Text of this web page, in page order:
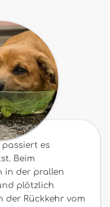
passiert es
Beim
in der prallen
plötzlich
der Rückkehr vom